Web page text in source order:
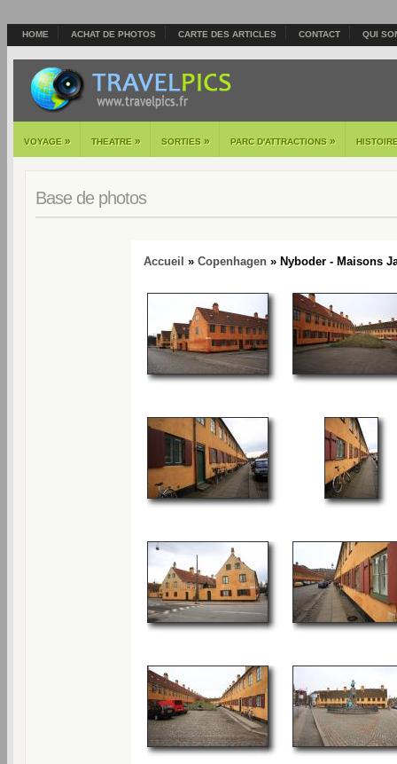
HOME ACHAT DE PHOTOS CARTE DES ARTICLES CONTACT QUI
VOYAGE » THEATRE » SORTIES » PARC D'ATTRACTIONS »
Base de photos
Accueil » Copenhagen» Nyboder - Maisons